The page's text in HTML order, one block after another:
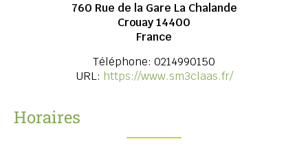
760 Rue de la Gare La Chalande
Crouay14400
France
Téléphone: 0214990150
URL: https://www.sm3claas.fr/
Horaires